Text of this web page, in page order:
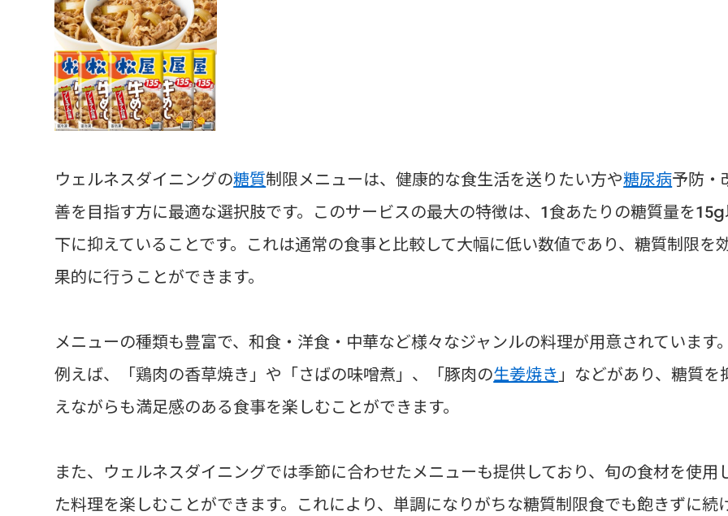
ウェルネスダイニングの糖質制限メニューは、健康的な食生活を送りたい方や糖尿病予防・
善を目指す方に最適な選択肢です。このサービスの最大の特徴は、1食あたりの糖質量を
下に抑えていることです。これは通常の食事と比較して大幅に低い数値であり、糖質制限を
果的に行うことができます。
メニューの種類も豊富で、和食・洋食・中華など様々なジャンルの料理が用意されています。
例えば、「鶏肉の香草焼き」や「さばの味噌煮」、「豚肉の生姜焼き」などがあり、糖質を
えながらも満足感のある食事を楽しむことができます。
また、ウェルネスダイニングでは季節に合わせたメニューも提供しており、旬の食材を使用
た料理を楽しむことができます。これにより、単調になりがちな糖質制限食でも飽きずに続